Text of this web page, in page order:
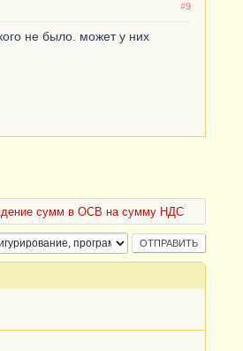
#9
не было. может у них
сумм в ОСВ на сумму НДС